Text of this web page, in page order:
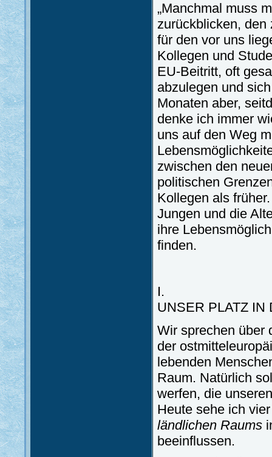
„Manchmal muss
zurückblicken, den
für den vor uns
Kollegen und
EU-Beitritt, oft
abzulegen und
Monaten aber,
denke ich immer
uns auf den Weg
zwischen den
politischen
Kollegen als
Jungen und die
ihre
finden.
I.
UNSER PLATZ IN
Wir sprechen über
der
lebenden
Raum. Natürlich
werfen, die
Heute sehe ich
ländlichen Raums
beeinflussen.